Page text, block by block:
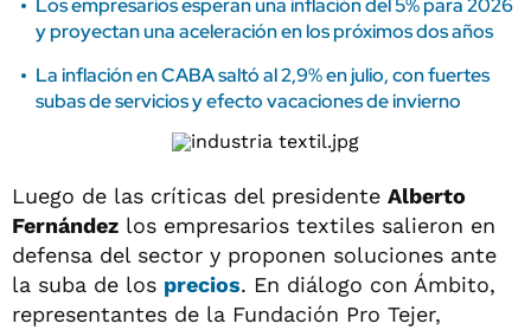
Los empresarios esperan una inflación del 5% para 2026
y proyectan una aceleración en los próximos dos años
La inflación en CABA saltó al 2,9% en julio, con fuertes
subas de servicios y efecto vacaciones de invierno
Luego de las críticas del presidente Alberto
Fernández los empresarios textiles salieron en
defensa del sector y proponen soluciones ante
la suba de los precios. En diálogo con Ámbito,
representantes de la Fundación Pro Tejer,